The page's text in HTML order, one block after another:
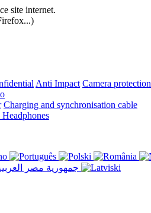
site internet.
Anti Impact Camera protection
Charging and synchronisation cable